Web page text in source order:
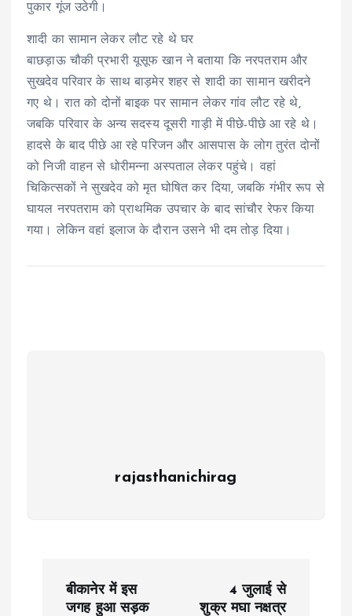
पुकार गूंज उठेगी।
शादी का सामान लेकर लौट रहे थे घर
बाछड़ाऊ चौकी प्रभारी यूसूफ खान ने बताया कि नरपतराम और
सुखदेव परिवार के साथ बाड़मेर शहर से शादी का सामान खरीदने
गए थे। रात को दोनों बाइक पर सामान लेकर गांव लौट रहे थे,
जबकि परिवार के अन्य सदस्य दूसरी गाड़ी में पीछे-पीछे आ रहे थे।
हादसे के बाद पीछे आ रहे परिजन और आसपास के लोग तुरंत दोनों
को निजी वाहन से धोरीमन्ना अस्पताल लेकर पहुंचे। वहां
चिकित्सकों ने सुखदेव को मृत घोषित कर दिया, जबकि गंभीर रूप से
घायल नरपतराम को प्राथमिक उपचार के बाद सांचौर रेफर किया
गया। लेकिन वहां इलाज के दौरान उसने भी दम तोड़ दिया।
rajasthanichirag
बीकानेर में इस
जगह हुआ सड़क
4 जुलाई से
शुक्र मघा नक्षत्र